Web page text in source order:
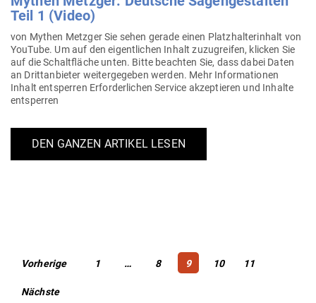
Teil 1 (Video)
von Mythen Metzger Sie sehen gerade einen Platz­hal­ter­inhalt von
YouTube. Um auf den eigent­lichen Inhalt zuzu­greifen, klicken Sie
auf die Schalt­fläche unten. Bitte beachten Sie, dass dabei Daten
an Dritt­an­bieter wei­ter­ge­geben werden. Mehr Infor­ma­tionen
Inhalt ent­sperren Erfor­der­lichen Service akzep­tieren und Inhalte
entsperren
DEN GANZEN ARTIKEL LESEN
Beitragsnavigation
Vorherige Page
1 … Page
8 Page
9 Page
10 Page
11
Nächste